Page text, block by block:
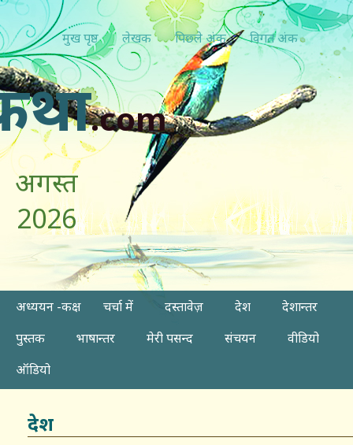
मुख पृष्ठ लेखक पिछ्ले अंक विगत अंक
.com
अगस्त
2026
अध्ययन -कक्ष चर्चा में दस्तावेज़ देश
देशान्तर
पुस्तक
भाषान्तर मेरी पसन्द संचयन
वीडियो
ऑडियो
देश